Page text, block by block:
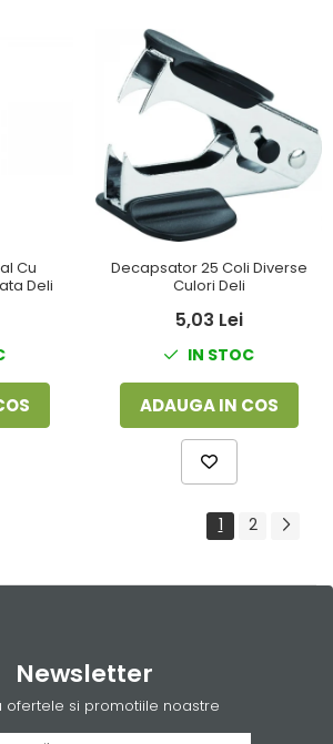
Cu
Deli
Decapsator 25 Coli Diverse
Culori Deli
5,03 Lei
IN STOC
ADAUGA IN COS
1 2
Newsletter
ofertele si promotiile noastre